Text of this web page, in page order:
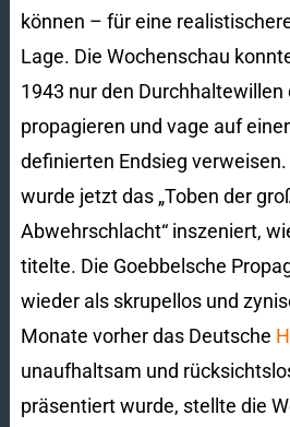
können – für eine
Lage. Die Wochenschau
1943 nur den Durchhaltewillen
propagieren und vage auf
definierten Endsieg
wurde jetzt das „Toben der
Abwehrschlacht“ inszeniert,
titelte. Die Goebbelsche
wieder als skrupellos und
Monate vorher das Deutsche
unaufhaltsam und
präsentiert wurde, stellte die